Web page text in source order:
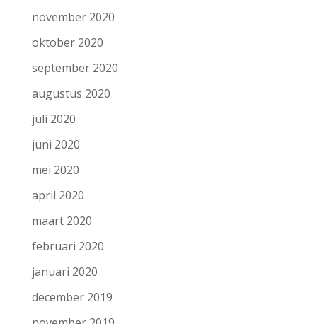
november 2020
oktober 2020
september 2020
augustus 2020
juli 2020
juni 2020
mei 2020
april 2020
maart 2020
februari 2020
januari 2020
december 2019